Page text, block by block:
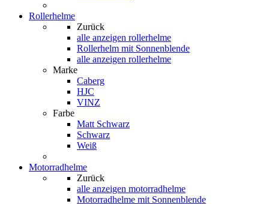
Rollerhelme
Zurück
alle anzeigen rollerhelme
Rollerhelm mit Sonnenblende
alle anzeigen rollerhelme
Marke
Caberg
HJC
VINZ
Farbe
Matt Schwarz
Schwarz
Weiß
Motorradhelme
Zurück
alle anzeigen motorradhelme
Motorradhelme mit Sonnenblende